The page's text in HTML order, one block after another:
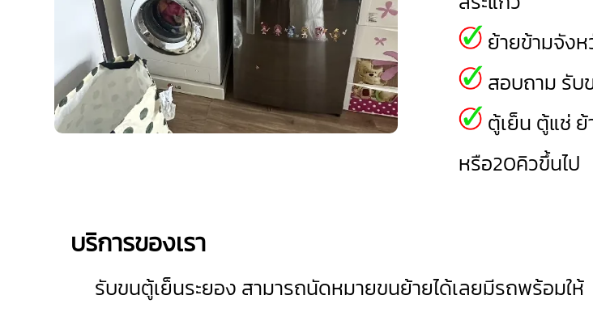
ย้ายข้ามจัง
สอบถาม รับ
ตู้เย็น ตู้แช่
หรือ20คิวขึ้นไป
บริการของเรา
รับขนตู้เย็นระยอง สามารถนัดหมายขนย้ายได้เลยมีรถพร้อมให้